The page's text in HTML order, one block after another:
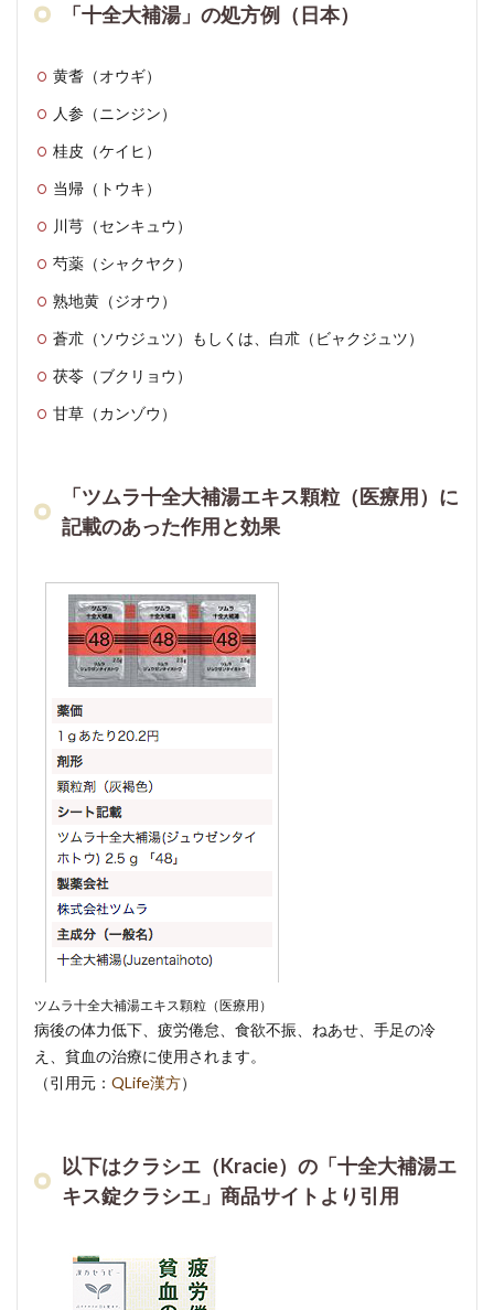
「十全大補湯」の処方例（日本）
黄耆（オウギ）
人参（ニンジン）
桂皮（ケイヒ）
当帰（トウキ）
川芎（センキュウ）
芍薬（シャクヤク）
熟地黄（ジオウ）
蒼朮（ソウジュツ）もしくは、白朮（ビャクジュツ）
茯苓（ブクリョウ）
甘草（カンゾウ）
「ツムラ十全大補湯エキス顆粒（医療用）に
記載のあった作用と効果
ツムラ十全大補湯エキス顆粒（医療用）
病後の体力低下、疲労倦怠、食欲不振、ねあせ、手足の冷
え、貧血の治療に使用されます。
（引用元： QLife漢方）
以下はクラシエ（Kracie）の「十全大補湯エ
キス錠クラシエ」商品サイトより引用